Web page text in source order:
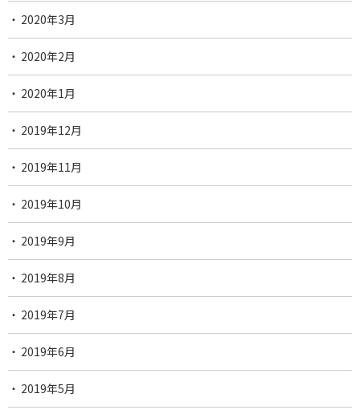
2020年3月
2020年2月
2020年1月
2019年12月
2019年11月
2019年10月
2019年9月
2019年8月
2019年7月
2019年6月
2019年5月